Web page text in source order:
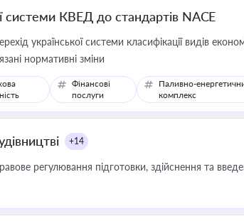
системи КВЕД до стандартів NACE
української системи класифікації видів
нормативні зміни
Фінансові
послуги
Паливно-
комплекс
+14
регулювання підготовки, здійснення та